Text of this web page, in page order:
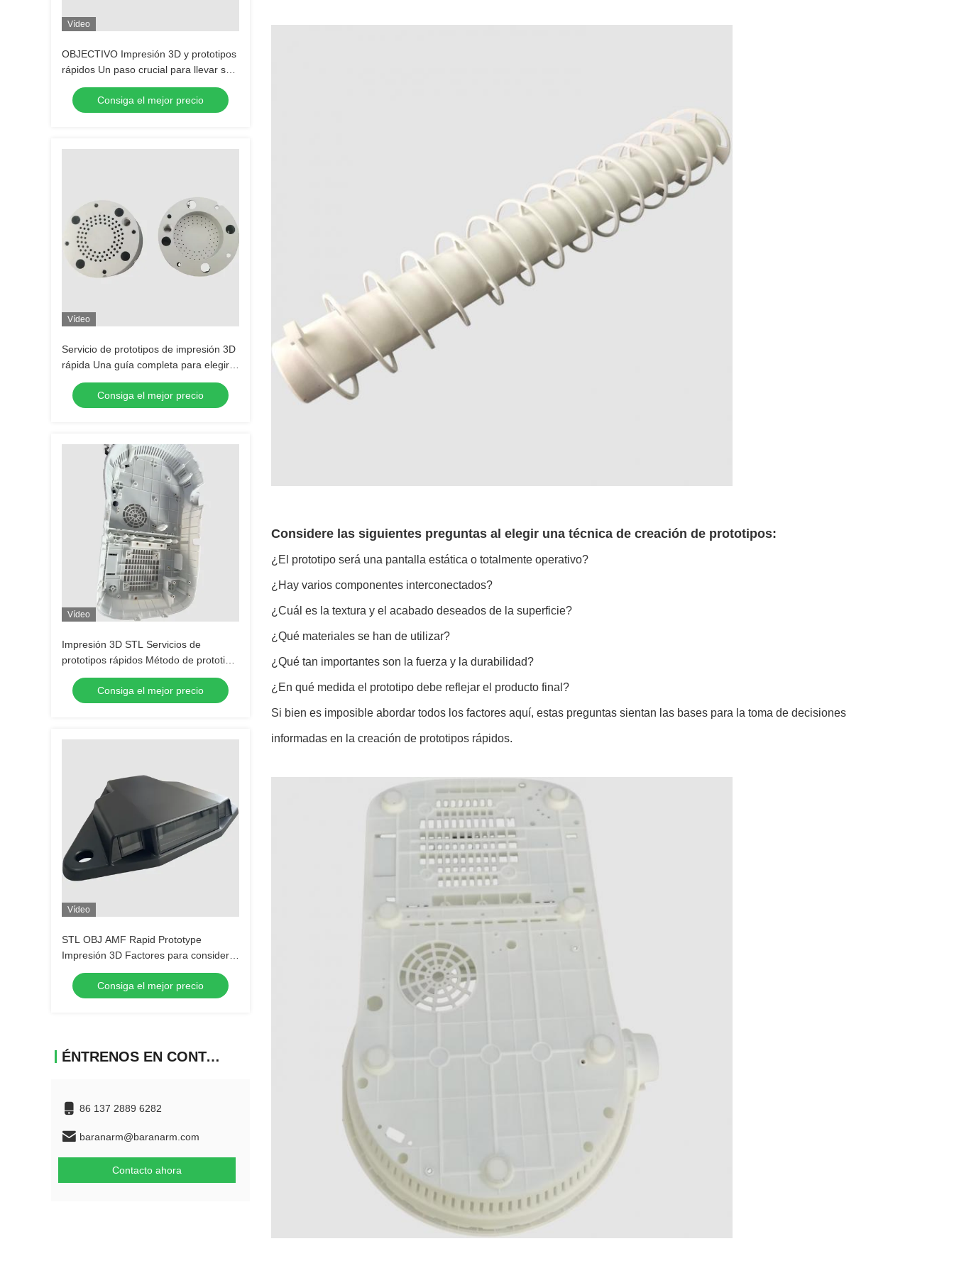
Vídeo
OBJECTIVO Impresión 3D y prototipos
rápidos Un paso crucial para llevar su
producto al mercado
Consiga el mejor precio
Vídeo
Servicio de prototipos de impresión 3D
rápida Una guía completa para elegir
la mejor técnica
Consiga el mejor precio
Vídeo
Impresión 3D STL Servicios de
prototipos rápidos Método de prototipo
perfecto FDM
Consiga el mejor precio
Vídeo
STL OBJ AMF Rapid Prototype
Impresión 3D Factores para considerar
la rugosidad de 3.2 μm para prototipos
exitososConsiga el mejor precio
ÉNTRENOS EN CONTACTO CON
86 137 2889 6282
baranarm@baranarm.com
Contacto ahora
Considere las siguientes preguntas al elegir una técnica de creación de prototipos:
¿El prototipo será una pantalla estática o totalmente operativo?
¿Hay varios componentes interconectados?
¿Cuál es la textura y el acabado deseados de la superficie?
¿Qué materiales se han de utilizar?
¿Qué tan importantes son la fuerza y la durabilidad?
¿En qué medida el prototipo debe reflejar el producto final?
Si bien es imposible abordar todos los factores aquí, estas preguntas sientan las bases para la toma de decisiones
informadas en la creación de prototipos rápidos.